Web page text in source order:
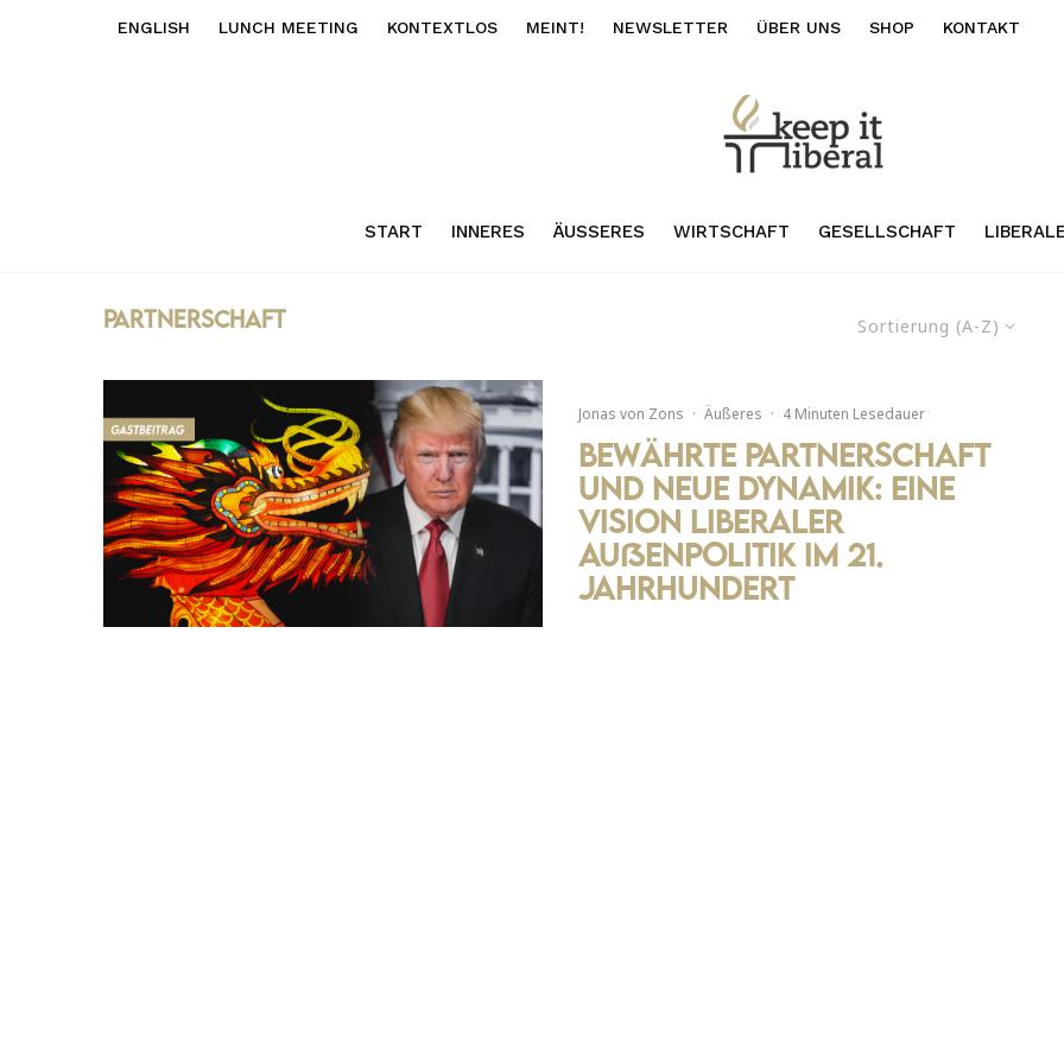
ENGLISH LUNCH MEETING KONTEXTLOS MEINT! NEWSLETTER ÜBER UNS SHOP KONTAKT
START INNERES ÄUSSERES WIRTSCHAFT GESELLSCHAFT
Sortierung (A-Z)
Partnerschaft
Jonas von Zons · Äußeres · 4 Minuten Lesedauer
Bewährte Partnerschaft
und neue Dynamik: Eine
Vision liberaler
Außenpolitik im 21.
Jahrhundert